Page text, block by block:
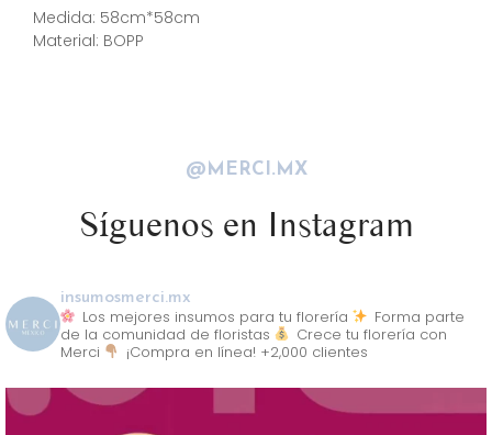
Medida: 58cm*58cm
Material: BOPP
@MERCI.MX
Síguenos en Instagram
insumosmerci.mx
Los mejores insumos para tu florería
Forma parte
de la comunidad de floristas
Crece tu florería con
Merci
¡Compra en línea! +2,000 clientes